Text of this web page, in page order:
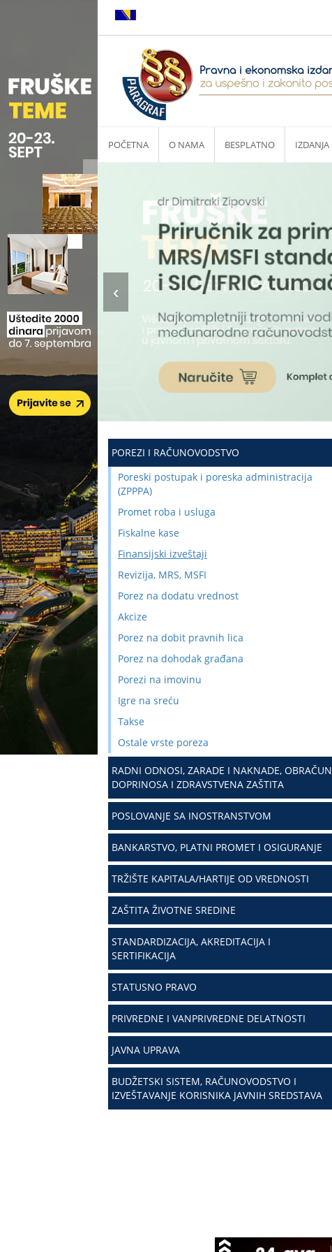
POČETNA O NAMA BESPLATNO IZDANJA
POREZI I RAČUNOVODSTVO
Poreski postupak i poreska administracija
(ZPPPA)
Promet roba i usluga
Fiskalne kase
Finansijski izveštaji
Revizija, MRS, MSFI
Porez na dodatu vrednost
Akcize
Porez na dobit pravnih lica
Porez na dohodak građana
Porezi na imovinu
Igre na sreću
Takse
Ostale vrste poreza
RADNI ODNOSI, ZARADE I NAKNADE, OBRAČUN
DOPRINOSA I ZDRAVSTVENA ZAŠTITA
POSLOVANJE SA INOSTRANSTVOM
BANKARSTVO, PLATNI PROMET I OSIGURANJE
TRŽIŠTE KAPITALA/HARTIJE OD VREDNOSTI
ZAŠTITA ŽIVOTNE SREDINE
STANDARDIZACIJA, AKREDITACIJA I
SERTIFIKACIJA
STATUSNO PRAVO
PRIVREDNE I VANPRIVREDNE DELATNOSTI
JAVNA UPRAVA
BUDŽETSKI SISTEM, RAČUNOVODSTVO I
IZVEŠTAVANJE KORISNIKA JAVNIH SREDSTAVA